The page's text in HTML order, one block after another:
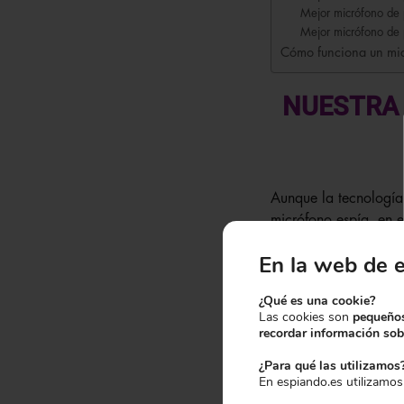
Mejor micrófono de
Mejor micrófono de
Cómo funciona un
Aunque la tecnología
micrófono espía, en
cubrir.
Si estás pensando
características de
para asegurar un
profesionales.
En la web de
¿Qué es una cookie?
Las cookies son
recordar información
¿Para qué las
En espiando.es